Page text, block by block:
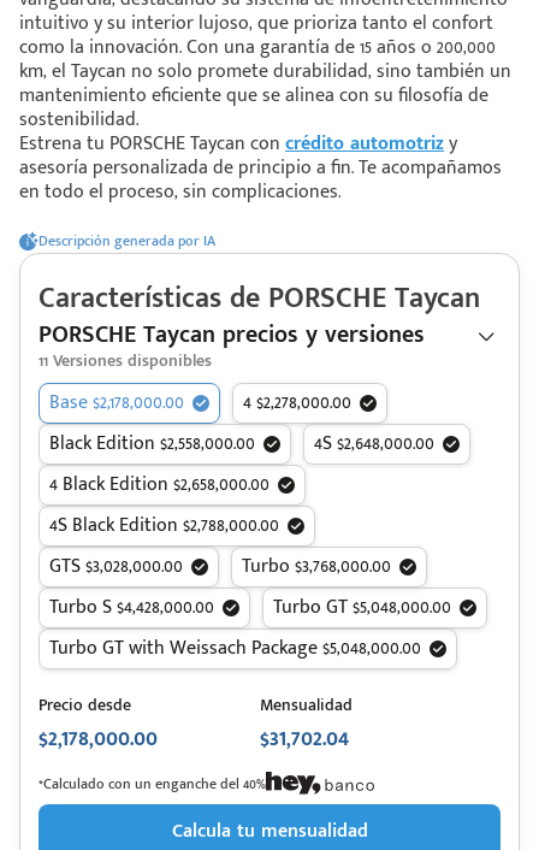
intuitivo y su interior lujoso, que prioriza tanto el confort
como la innovación. Con una garantía de 15 años o 200,000
km, el Taycan no solo promete durabilidad, sino también un
mantenimiento eficiente que se alinea con su filosofía de
sostenibilidad.
Estrena tu PORSCHE Taycan concrédito automotrizy
asesoría personalizada de principio a fin. Te acompañamos
en todo el proceso, sin complicaciones.
Descripción generada por IA
Características de PORSCHETaycan
PORSCHE Taycan precios y versiones
11Versiones disponibles
Base $2,178,000.00
4 $2,278,000.00
Black Edition $2,558,000.00
4S $2,648,000.00
4 Black Edition $2,658,000.00
4S Black Edition $2,788,000.00
GTS $3,028,000.00
Turbo $3,768,000.00
Turbo S $4,428,000.00
Turbo GT $5,048,000.00
Turbo GT with Weissach Package $5,048,000.00
Precio desde
$2,178,000.00
Mensualidad
$31,702.04
*Calculado con un enganche del 40%
Calcula tu mensualidad
más
estoy viendo 😀